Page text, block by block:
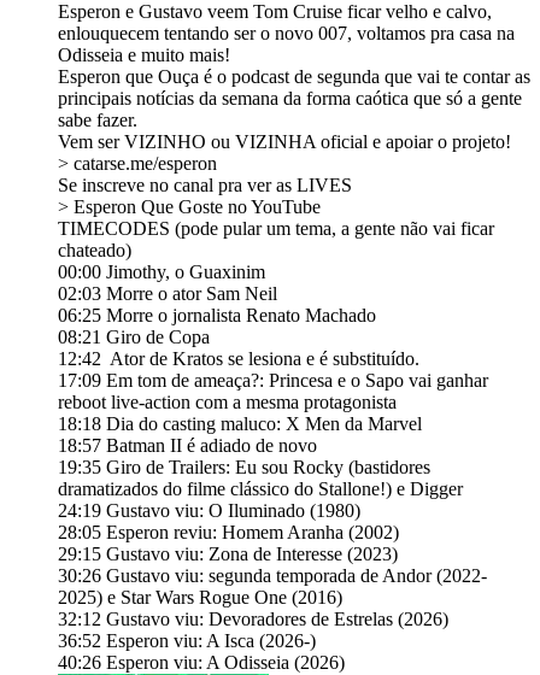
⁠Esperon⁠⁠⁠⁠⁠⁠⁠⁠⁠⁠⁠⁠⁠⁠⁠⁠⁠⁠⁠⁠⁠⁠⁠⁠⁠⁠⁠⁠⁠⁠⁠⁠⁠⁠⁠⁠⁠⁠⁠⁠⁠⁠⁠⁠⁠⁠⁠⁠⁠⁠⁠⁠⁠⁠⁠⁠⁠⁠⁠⁠⁠⁠⁠ e ⁠⁠⁠⁠⁠⁠⁠⁠⁠⁠⁠⁠⁠⁠⁠⁠⁠⁠⁠⁠⁠⁠⁠⁠⁠⁠⁠⁠⁠⁠⁠⁠⁠⁠⁠⁠⁠⁠⁠⁠⁠⁠⁠⁠⁠⁠⁠⁠⁠⁠⁠⁠⁠⁠⁠⁠⁠⁠⁠⁠⁠⁠Gustavo⁠⁠⁠⁠⁠⁠⁠⁠⁠⁠⁠⁠⁠⁠ veem Tom Cruise ficar velho e calvo,
enlouquecem tentando ser o novo 007, voltamos pra casa na
Odisseia e muito mais!
Esperon que Ouça é o podcast de segunda que vai te contar as
principais notícias da semana da forma caótica que só a gente
sabe fazer⁠⁠⁠⁠⁠⁠⁠⁠⁠⁠⁠⁠⁠⁠⁠⁠⁠⁠⁠⁠⁠⁠⁠⁠⁠⁠⁠⁠⁠⁠⁠⁠⁠⁠⁠⁠⁠⁠⁠⁠⁠⁠⁠⁠⁠⁠⁠⁠⁠⁠⁠⁠⁠⁠⁠⁠⁠⁠⁠⁠⁠⁠⁠⁠⁠⁠⁠⁠⁠⁠⁠⁠⁠⁠⁠⁠⁠⁠⁠⁠⁠⁠⁠⁠⁠⁠⁠⁠⁠⁠⁠⁠⁠⁠⁠⁠⁠⁠⁠⁠⁠⁠⁠⁠⁠⁠⁠⁠⁠⁠⁠⁠⁠⁠⁠⁠⁠⁠⁠⁠⁠⁠⁠⁠⁠⁠.
Vem ser VIZINHO ou VIZINHA oficial e apoiar o projeto!
> ⁠⁠⁠⁠⁠⁠⁠⁠⁠⁠⁠⁠⁠⁠⁠⁠⁠⁠⁠⁠⁠⁠⁠⁠⁠⁠⁠⁠⁠⁠⁠⁠⁠⁠⁠⁠⁠⁠⁠⁠⁠⁠⁠⁠⁠⁠⁠⁠⁠⁠⁠⁠⁠⁠⁠⁠⁠⁠⁠⁠⁠⁠⁠catarse.me/esperon⁠⁠⁠⁠⁠⁠⁠⁠⁠⁠⁠⁠⁠⁠⁠⁠⁠⁠⁠⁠⁠⁠⁠⁠⁠⁠⁠⁠⁠⁠⁠⁠⁠⁠⁠⁠⁠⁠⁠⁠⁠⁠⁠⁠⁠⁠⁠⁠⁠⁠⁠⁠⁠⁠⁠⁠⁠⁠⁠⁠⁠⁠
Se inscreve no canal pra ver as LIVES
> ⁠⁠⁠⁠⁠⁠⁠⁠⁠⁠⁠⁠⁠⁠⁠⁠⁠⁠⁠⁠⁠⁠⁠⁠⁠⁠⁠⁠⁠⁠⁠⁠⁠⁠⁠⁠⁠⁠⁠⁠⁠⁠⁠⁠⁠⁠⁠⁠⁠⁠⁠Esperon Que Goste no YouTube⁠⁠⁠⁠⁠⁠⁠⁠⁠⁠⁠⁠⁠⁠⁠⁠⁠⁠⁠⁠⁠⁠⁠⁠⁠⁠⁠⁠⁠⁠⁠⁠⁠⁠⁠⁠⁠⁠⁠⁠⁠⁠⁠⁠⁠⁠⁠⁠⁠⁠⁠
TIMECODES (pode pular um tema, a gente não vai ficar
chateado)
00:00 Jimothy, o Guaxinim
02:03 Morre o ator Sam Neil
06:25 Morre o jornalista Renato Machado
08:21 Giro de Copa
12:42 Ator de Kratos se lesiona e é substituído.
17:09 Em tom de ameaça?: Princesa e o Sapo vai ganhar
reboot live-action com a mesma protagonista
18:18 Dia do casting maluco: X Men da Marvel
18:57 Batman II é adiado de novo
19:35 Giro de Trailers: Eu sou Rocky (bastidores
dramatizados do filme clássico do Stallone!) e Digger
24:19 Gustavo viu: O Iluminado (1980)
28:05 Esperon reviu: Homem Aranha (2002)
29:15 Gustavo viu: Zona de Interesse (2023)
30:26 Gustavo viu: segunda temporada de Andor (2022-
2025) e Star Wars Rogue One (2016)
32:12 Gustavo viu: Devoradores de Estrelas (2026)
36:52 Esperon viu: A Isca (2026-)
40:26 Esperon viu: A Odisseia (2026)